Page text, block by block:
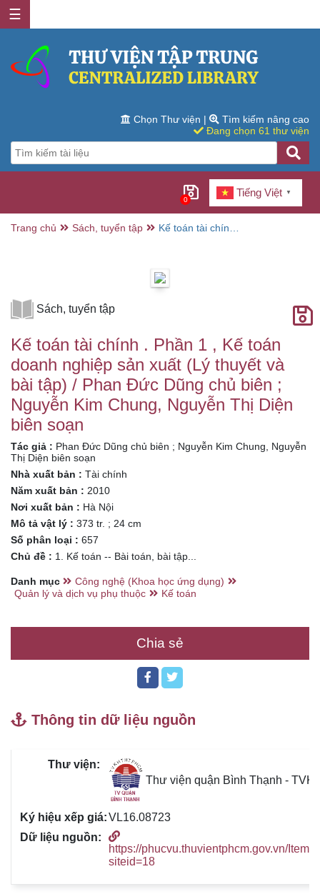
☰
Chọn Thư viện |
Tìm kiếm nâng cao
Đang chọn 61 thư viện
0
Tiếng Việt ▼
Trang chủ Sách, tuyển tập
Kế toán tài chính .
bài tập) / Phan
Đức Dũng chủ
Sách, tuyển tập
Kế toán tài chính . Phần 1 , Kế toán
doanh nghiệp sản xuất (Lý thuyết và
bài tập) / Phan Đức Dũng chủ biên ;
Nguyễn Kim Chung, Nguyễn Thị Diện
biên soạn
Tác giả : Phan Đức Dũng chủ biên ; Nguyễn Kim Chung, Nguyễn
Thị Diện biên soạn
Nhà xuất bản : Tài chính
Năm xuất bản : 2010
Nơi xuất bản : Hà Nội
Mô tả vật lý : 373 tr. ; 24 cm
Số phân loại : 657
Chủ đề : 1. Kế toán -- Bài toán, bài tập...
Danh mục
Công nghệ (Khoa học ứng dụng)
Quản lý và dịch vụ phụ thuộc
Kế toán
Chia sẻ
Thông tin dữ liệu nguồn
Thư viện quận Bình Thạnh -
VL16.08723
https://phucvu.thuvientphcm.gov.vn/Item/
siteid=18